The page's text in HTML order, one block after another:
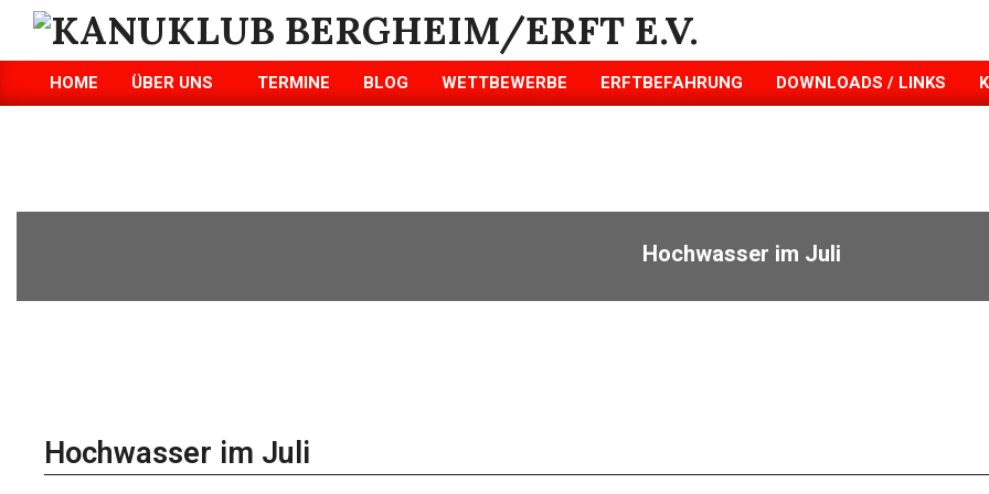
KANUKLUB
BERGHEIM/ERFT
HOME ÜBER UNS TERMINE BLOG WETTBEWERBE ERFTBEFAHRUNG DOWNLOADS / LINKS
Hochwasser im Juli
Hochwasser im Juli